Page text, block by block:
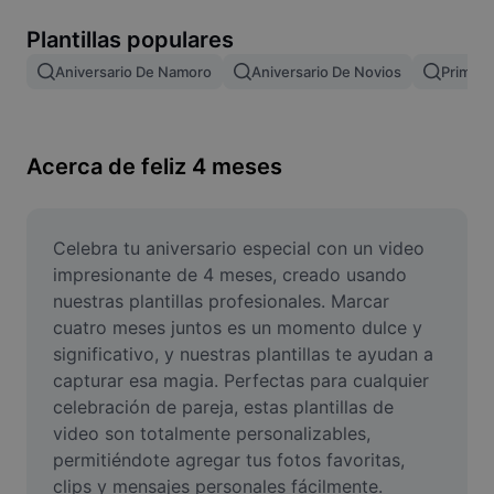
Image merge
Resize Image
Meme Generator
AI Text Remover
AI People Remover
AI Inpainting
Face Cutout
Plantillas populares
Aniversario De Namoro Aniversario De Novios Primer
Acerca de feliz 4 meses
Celebra tu aniversario especial con un video
impresionante de 4 meses, creado usando
nuestras plantillas profesionales. Marcar
cuatro meses juntos es un momento dulce y
significativo, y nuestras plantillas te ayudan a
capturar esa magia. Perfectas para cualquier
celebración de pareja, estas plantillas de
video son totalmente personalizables,
permitiéndote agregar tus fotos favoritas,
clips y mensajes personales fácilmente.